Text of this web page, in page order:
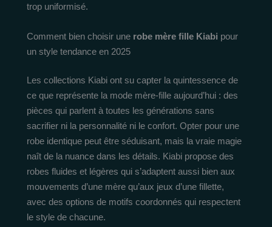
trop uniformisé.
Comment bien choisir une robe mère fille Kiabi pour
un style tendance en 2025
Les collections Kiabi ont su capter la quintessence de
ce que représente la mode mère-fille aujourd’hui : des
pièces qui parlent à toutes les générations sans
sacrifier ni la personnalité ni le confort. Opter pour une
robe identique peut être séduisant, mais la vraie magie
naît de la nuance dans les détails. Kiabi propose des
robes fluides et légères qui s’adaptent aussi bien aux
mouvements d’une mère qu’aux jeux d’une fillette,
avec des options de motifs coordonnés qui respectent
le style de chacune.